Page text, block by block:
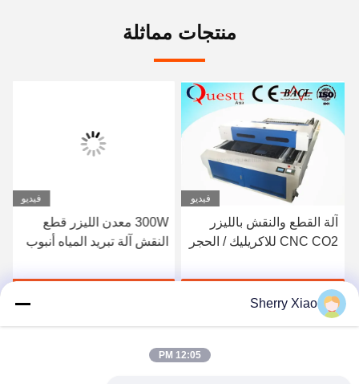
منتجات مماثلة
فيديو
آلة القطع والنقش بالليزر
CNC CO2 للاكريليك / الحجر
احصل على أفضل سعر
فيديو
300W معدن الليزر قطع
النقش آلة تبريد المياه أنبوب
Sherry Xiao
12:05 PM